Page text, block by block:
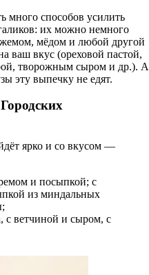
много способов усилить
их можно немного
мёдом и любой другой
ваш вкус (ореховой пастой,
творожным сыром и др.). А
эту выпечку не едят.
ярко и со вкусом —
и посыпкой; с
из миндальных
ветчиной и сыром, с